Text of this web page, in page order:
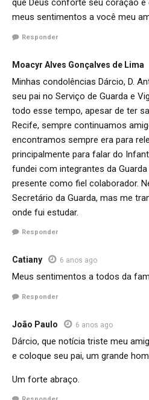
que Deus conforte seu coração
meus sentimentos a você meu
Responder
Moacyr Alves Gonçalves de Lima
Minhas condolências Dárcio, D.
seu pai no Serviço de Guarda e
todo esse tempo, apesar de ter
Recife, sempre continuamos
encontramos sempre era para
principalmente para falar do
fundei com integrantes da
presente como fiel colaborador.
Secretário da Guarda, mas me
onde fui estudar.
Responder
Catiany 6 anos ago
Meus sentimentos a todos da
Responder
João Paulo 6 anos ago
Dárcio, que notícia triste meu
e coloque seu pai, um grande
Um forte abraço.